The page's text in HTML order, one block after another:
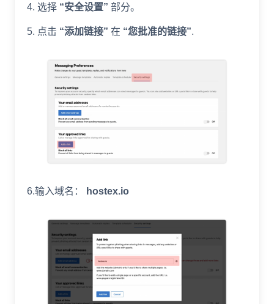
4. 选择 “安全设置” 部分。
5. 点击 “添加链接” 在 “您批准的链接”.
6.输入域名： hostex.io